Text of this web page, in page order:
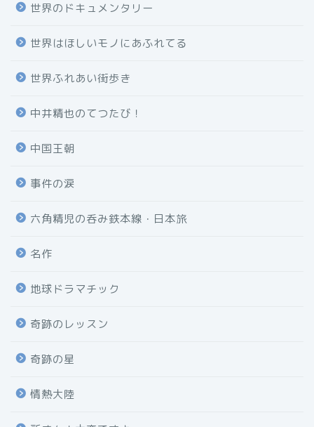
世界のドキュメンタリー
世界はほしいモノにあふれてる
世界ふれあい街歩き
中井精也のてつたび！
中国王朝
事件の涙
六角精児の呑み鉄本線・日本旅
名作
地球ドラマチック
奇跡のレッスン
奇跡の星
情熱大陸